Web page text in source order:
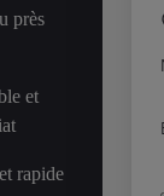
près
et
rapide